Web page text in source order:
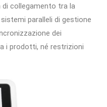
di collegamento tra la
paralleli di gestione
dei
i prodotti, né restrizioni